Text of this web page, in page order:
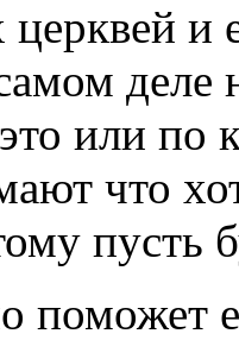
и
деле
или по
что
пусть